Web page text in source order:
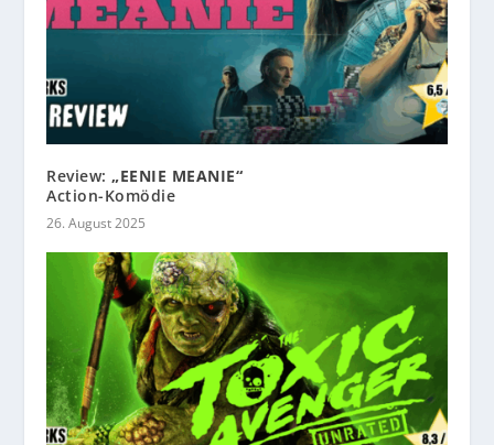
Review:„EENIE MEANIE“
Action-Komödie
26. August 2025